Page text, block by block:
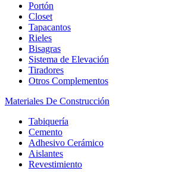
Portón
Closet
Tapacantos
Rieles
Bisagras
Sistema de Elevación
Tiradores
Otros Complementos
Materiales De Construcción
Tabiquería
Cemento
Adhesivo Cerámico
Aislantes
Revestimiento